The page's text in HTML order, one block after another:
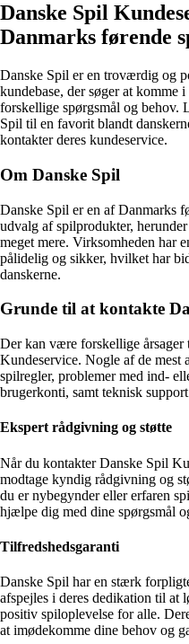
Danske Spil
Danmarks førende
Danske Spil er en troværdig og
kundebase, der søger at komme
forskellige spørgsmål og behov.
Spil til en favorit blandt
kontakter deres kundeservice.
Om Danske Spil
Danske Spil er en af Danmarks
udvalg af spilprodukter,
meget mere. Virksomheden har
pålidelig og sikker, hvilket har
danskerne.
Grunde til at kontakte
Der kan være forskellige årsager
Kundeservice. Nogle af de mest
spilregler, problemer med ind-
brugerkonti, samt teknisk
Ekspert rådgivning og støtte
Når du kontakter Danske Spil
modtage kyndig rådgivning og
du er nybegynder eller erfaren
hjælpe dig med dine spørgsmål
Tilfredshedsgaranti
Danske Spil har en stærk
afspejles i deres dedikation til at
positiv spiloplevelse for alle.
at imødekomme dine behov og